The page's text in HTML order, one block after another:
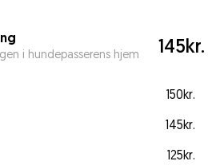
i hundepasserens hjem 145kr.
150kr.
145kr.
125kr.